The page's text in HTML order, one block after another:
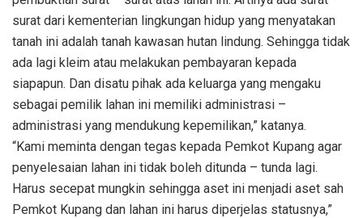
surat dari kementerian lingkungan hidup yang menyatakan
tanah ini adalah tanah kawasan hutan lindung. Sehingga tidak
ada lagi kleim atau melakukan pembayaran kepada
siapapun. Dan disatu pihak ada keluarga yang mengaku
sebagai pemilik lahan ini memiliki administrasi –
administrasi yang mendukung kepemilikan,” katanya.
“Kami meminta dengan tegas kepada Pemkot Kupang agar
penyelesaian lahan ini tidak boleh ditunda – tunda lagi.
Harus secepat mungkin sehingga aset ini menjadi aset sah
Pemkot Kupang dan lahan ini harus diperjelas statusnya,”